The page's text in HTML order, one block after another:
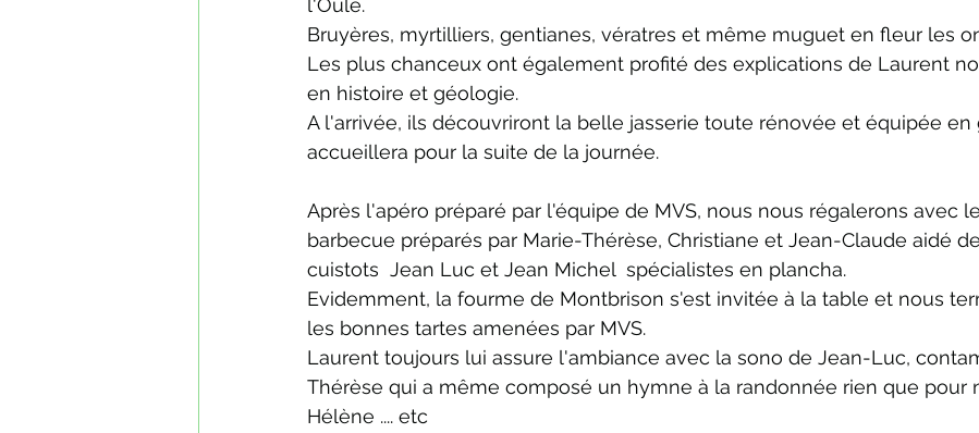
l'Oule.
Bruyères, myrtilliers, gentianes, vératres et même muguet en fleur les
Les plus chanceux ont également profité des explications de Laurent
en histoire et géologie.
A l'arrivée, ils découvriront la belle jasserie toute rénovée et équipée en
accueillera pour la suite de la journée.
Après l'apéro préparé par l'équipe de MVS, nous nous régalerons avec
barbecue préparés par Marie-Thérèse, Christiane et Jean-Claude aidé
cuistots  Jean Luc et Jean Michel  spécialistes en plancha.
Evidemment, la fourme de Montbrison s'est invitée à la table et nous
les bonnes tartes amenées par MVS.
Laurent toujours lui assure l'ambiance avec la sono de Jean-Luc,
Thérèse qui a même composé un hymne à la randonnée rien que pour
Hélène .... etc